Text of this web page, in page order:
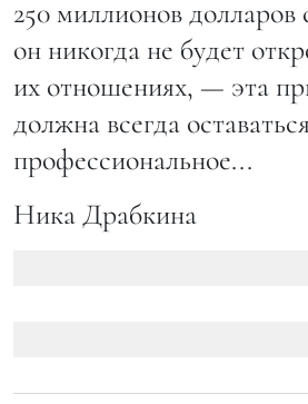
250 миллионов долларов
он никогда не будет
их отношениях, — эта
должна всегда
профессиональное...
Ника Драбкина